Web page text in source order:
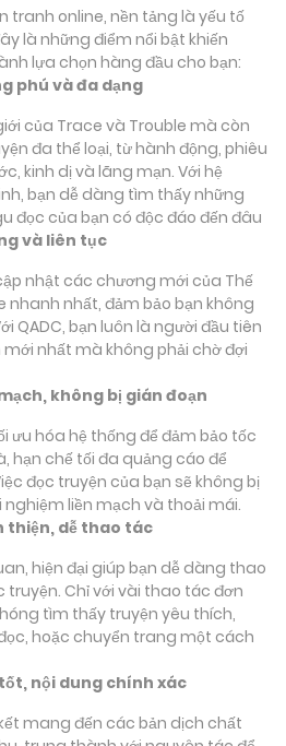
tranh online, nền tảng là yếu tố
là những điểm nổi bật khiến
lựa chọn hàng đầu cho bạn:
phú và đa dạng
của Trace và Trouble mà còn
đa thể loại, từ hành động, phiêu
kinh dị và lãng mạn. Với hệ
bạn dễ dàng tìm thấy những
đọc của bạn có độc đáo đến đâu
và liên tục
nhật các chương mới của Thế
nhanh nhất, đảm bảo bạn không
QADC, bạn luôn là người đầu tiên
nhất mà không phải chờ đợi
không bị gián đoạn
ưu hóa hệ thống để đảm bảo tốc
hạn chế tối đa quảng cáo để
đọc truyện của bạn sẽ không bị
liền mạch và thoải mái.
thiện, dễ thao tác
hiện đại giúp bạn dễ dàng thao
truyện. Chỉ với vài thao tác đơn
tìm thấy truyện yêu thích,
hoặc chuyển trang một cách
nội dung chính xác
mang đến các bản dịch chất